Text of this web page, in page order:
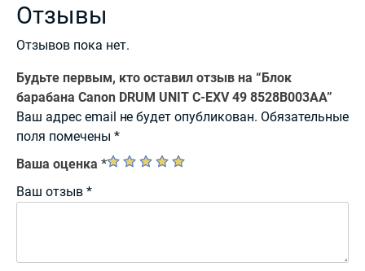
Отзывы
Отзывов пока нет.
Будьте первым, кто оставил отзыв на “Блок
барабана Canon DRUM UNIT C-EXV 49 8528B003AA”
Ваш адрес email не будет опубликован. Обязательные
поля помечены *
Ваша оценка *
Ваш отзыв *